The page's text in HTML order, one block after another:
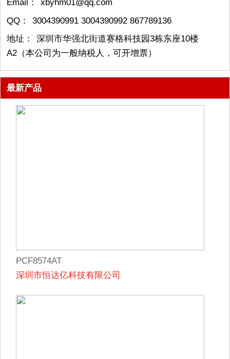
Email：
xbyhm01@qq.com
QQ：
3004390991 3004390992 867789136
地址：
深圳市华强北街道赛格科技园3栋东座10楼
A2（本公司为一般纳税人，可开增票）
最新产品
PCF8574AT
深圳市恒达亿科技有限公司